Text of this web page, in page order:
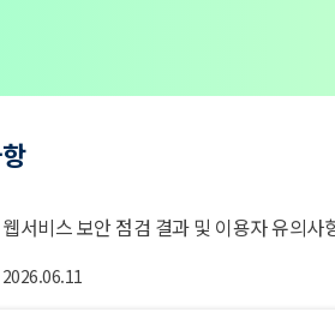
웹서비스 보안 점검 결과 및 이용자 유의사
2026.06.11